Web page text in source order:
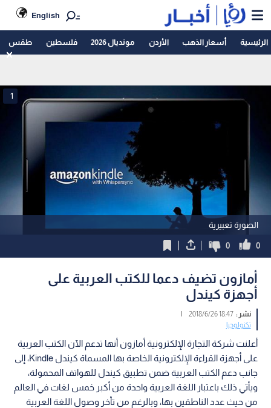
English
الرئيسية أسعار الذهب الأردن مونديال 2026 فلسطين طقس
الصورة تعبيرية
1
0
0
أمازون تضيف دعما للكتب العربية على
أجهزة كيندل
نشر :18:47 2018/6/26
|
تكنولوجيا
أعلنت شركة التجارة الإلكترونية أمازون أنها تدعم الآن الكتب العربية
على أجهزة القراءة الإلكترونية الخاصة بها المسماة كيندل Kindle، إلى
جانب دعم الكتب العربية ضمن تطبيق كيندل للهواتف المحمولة،
ويأتي ذلك باعتبار اللغة العربية واحدة من أكبر خمس لغات في العالم
من حيث عدد الناطقين بها، وبالرغم من تأخر وصول اللغة العربية